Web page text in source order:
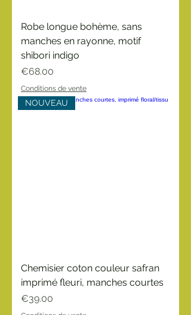
Robe longue bohème, sans
manches en rayonne, motif
shibori indigo
Price
€68.00
Conditions de vente
NOUVEAU
Chemisier coton couleur safran
imprimé fleuri, manches courtes
Price
€39.00